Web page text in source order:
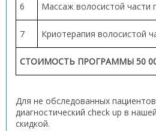
6 Массаж волосистой части
7 Криотерапия волосистой
СТОИМОСТЬ ПРОГРАММЫ 50
Для не обследованных
диагностический check up в
скидкой.